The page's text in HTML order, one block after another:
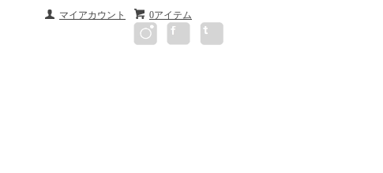
0アイテム
マイアカウント